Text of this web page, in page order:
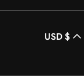
USD $